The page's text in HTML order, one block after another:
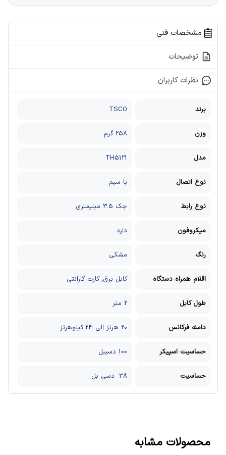
مشخصات فنی
توضیحات
نظرات کاربران
برند TSCO
وزن 258 گرم
مدل TH5121
نوع اتصال با سیم
نوع رابط جک 3.5 میلیمتری
میکروفون دارد
رنگ مشکی
اقلام همراه دستگاه کابل برق, کارت گارانتی
طول کابل 2 متر
دامنه فرکانس 20 هرتز الی 24 کیلوهرتز
حساسیت اسپیکر 100 دسیبل
حساسیت 38- دسی‌ بل
محصولات مشابه